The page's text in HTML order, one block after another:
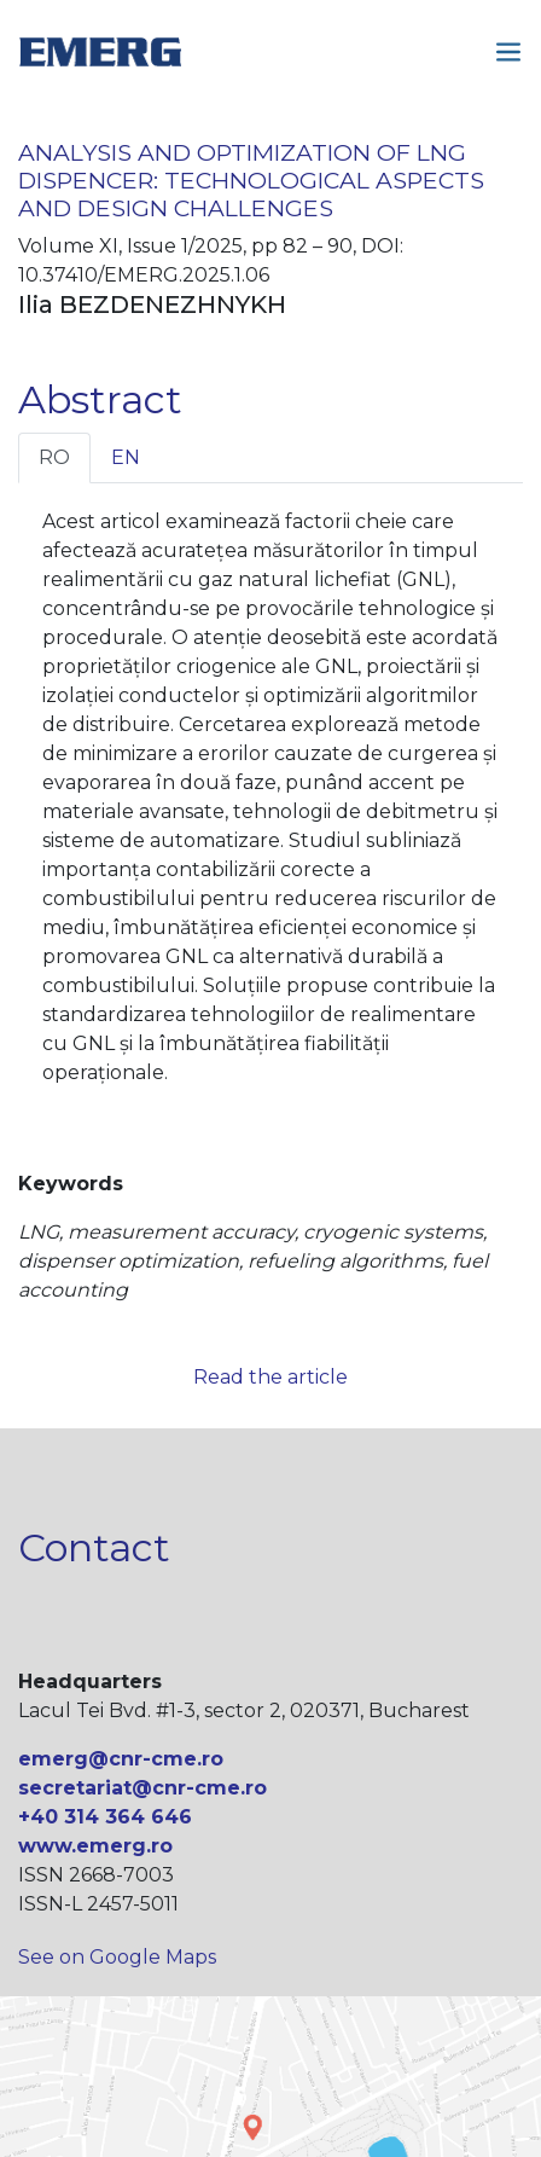
ANALYSIS AND OPTIMIZATION OF LNG
DISPENCER: TECHNOLOGICAL ASPECTS
AND DESIGN CHALLENGES
Volume XI, Issue 1/2025, pp 82 – 90, DOI:
10.37410/EMERG.2025.1.06
Ilia BEZDENEZHNYKH
Abstract
RO EN
Acest articol examinează factorii cheie care
afectează acuratețea măsurătorilor în timpul
realimentării cu gaz natural lichefiat (GNL),
concentrându-se pe provocările tehnologice și
procedurale. O atenție deosebită este acordată
proprietăților criogenice ale GNL, proiectării și
izolației conductelor și optimizării algoritmilor
de distribuire. Cercetarea explorează metode
de minimizare a erorilor cauzate de curgerea și
evaporarea în două faze, punând accent pe
materiale avansate, tehnologii de debitmetru și
sisteme de automatizare. Studiul subliniază
importanța contabilizării corecte a
combustibilului pentru reducerea riscurilor de
mediu, îmbunătățirea eficienței economice și
promovarea GNL ca alternativă durabilă a
combustibilului. Soluțiile propuse contribuie la
standardizarea tehnologiilor de realimentare
cu GNL și la îmbunătățirea fiabilității
operaționale.
Keywords
LNG, measurement accuracy, cryogenic systems,
dispenser optimization, refueling algorithms, fuel
accounting
Read the article
Contact
Headquarters
Lacul Tei Bvd. #1-3, sector 2, 020371, Bucharest
emerg@cnr-cme.ro
secretariat@cnr-cme.ro
+40 314 364 646
www.emerg.ro
ISSN 2668-7003
ISSN-L 2457-5011
See on Google Maps